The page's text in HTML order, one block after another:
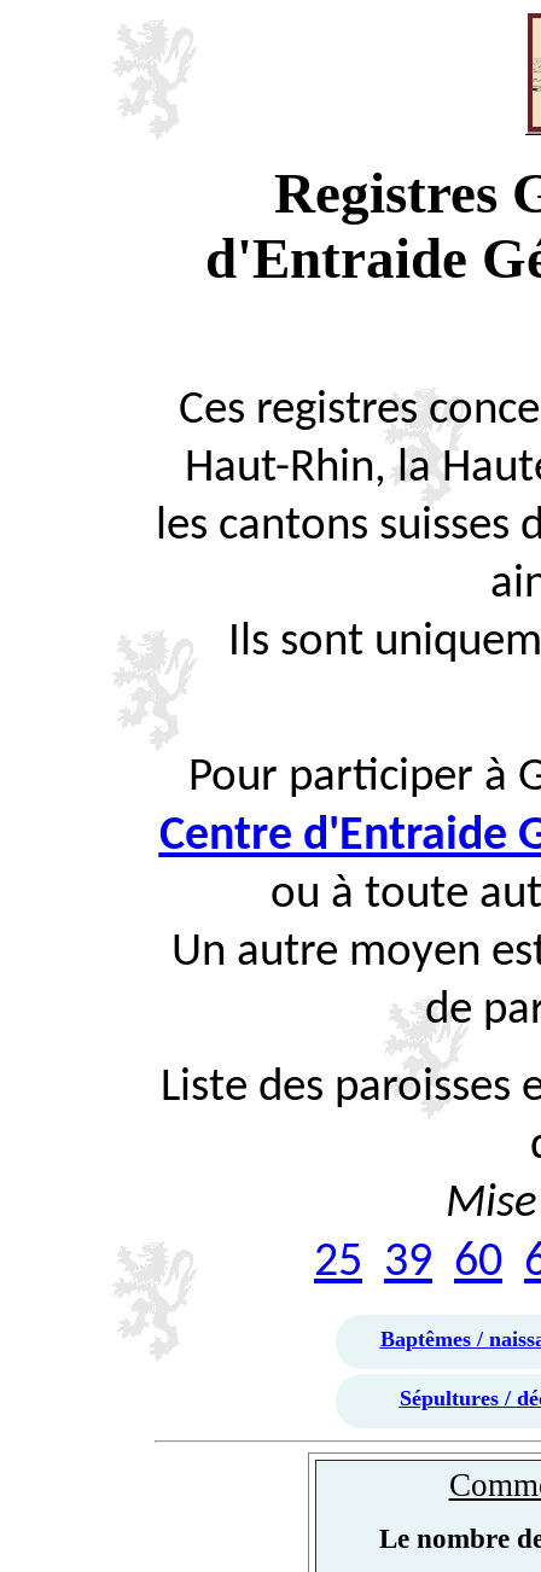
Registres
d'Entraide
Ces registres
Haut-Rhin, la
les cantons suisses
Ils sont
Pour participer à
Centre d'Entraide
ou à toute
Un autre moyen
de
Liste des paroisses
25 39 60
Baptêmes /
Sépultures /
Le nombre